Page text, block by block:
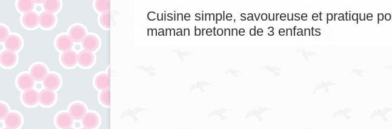
Cuisine simple, savoureuse et pratique
maman bretonne de 3 enfants